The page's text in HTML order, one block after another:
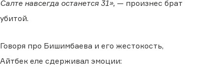
Салте навсегда останется 31», — произнес брат
убитой.
Говоря про Бишимбаева и его жестокость,
Айтбек еле сдерживал эмоции: